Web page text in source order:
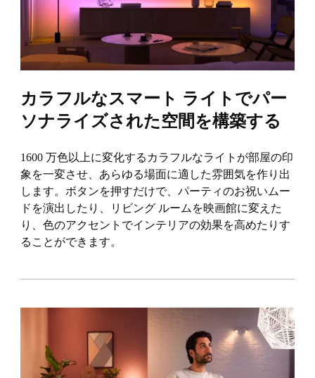
カラフルなスマート ライトでパー
ソナライズされた空間を構築する
1600 万色以上に変化するカラフルなライトが部屋の印
象を一変させ、あらゆる場面に適した雰囲気を作り出
します。ボタンを押すだけで、パーティのお祝いムー
ドを演出したり、リビング ルームを映画館に変えた
り、色のアクセントでインテリアの効果を高めたりす
ることができます。